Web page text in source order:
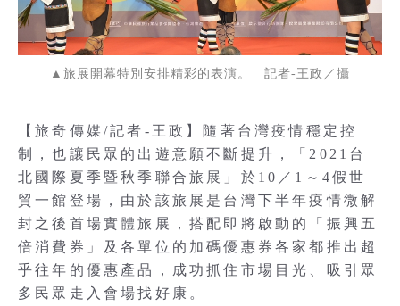
▲旅展開幕特別安排精彩的表演。 記者-王政／攝
【旅奇傳媒/記者-王政】隨著台灣疫情穩定控
制，也讓民眾的出遊意願不斷提升，「2021台
北國際夏季暨秋季聯合旅展」於10／1～4假世
貿一館登場，由於該旅展是台灣下半年疫情微解
封之後首場實體旅展，搭配即將啟動的「振興五
倍消費券」及各單位的加碼優惠券各家都推出超
乎往年的優惠產品，成功抓住市場目光、吸引眾
多民眾走入會場找好康。